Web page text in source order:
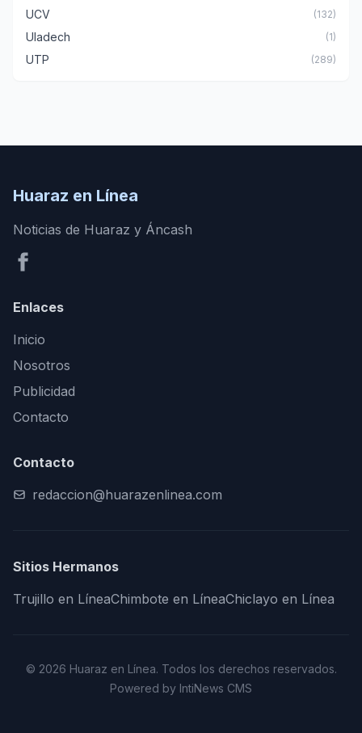
UCV (132)
Uladech (1)
UTP (289)
Huaraz en Línea
Noticias de Huaraz y Áncash
Enlaces
Inicio
Nosotros
Publicidad
Contacto
Contacto
redaccion@huarazenlinea.com
Sitios Hermanos
Trujillo en LíneaChimbote en LíneaChiclayo en Línea
© 2026 Huaraz en Línea. Todos los derechos reservados.
Powered by IntiNews CMS